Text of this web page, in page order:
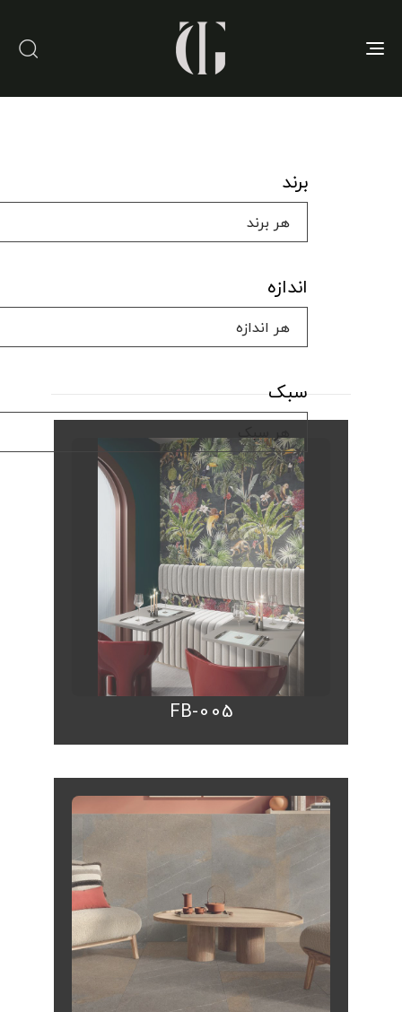
Toggle
FB-005
برند
اندازه
سبک